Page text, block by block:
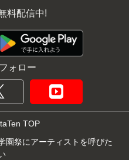
料配信中!
ォロー
TOP
園祭にアーティストを呼びた